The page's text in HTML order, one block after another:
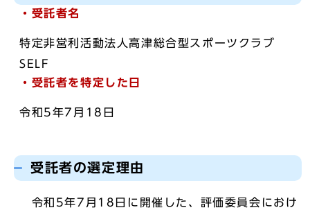
・受託者名
特定非営利活動法人高津総合型スポーツクラブ
SELF
・受託者を特定した日
令和5年7月18日
受託者の選定理由
令和5年7月18日に開催した、評価委員会におけ